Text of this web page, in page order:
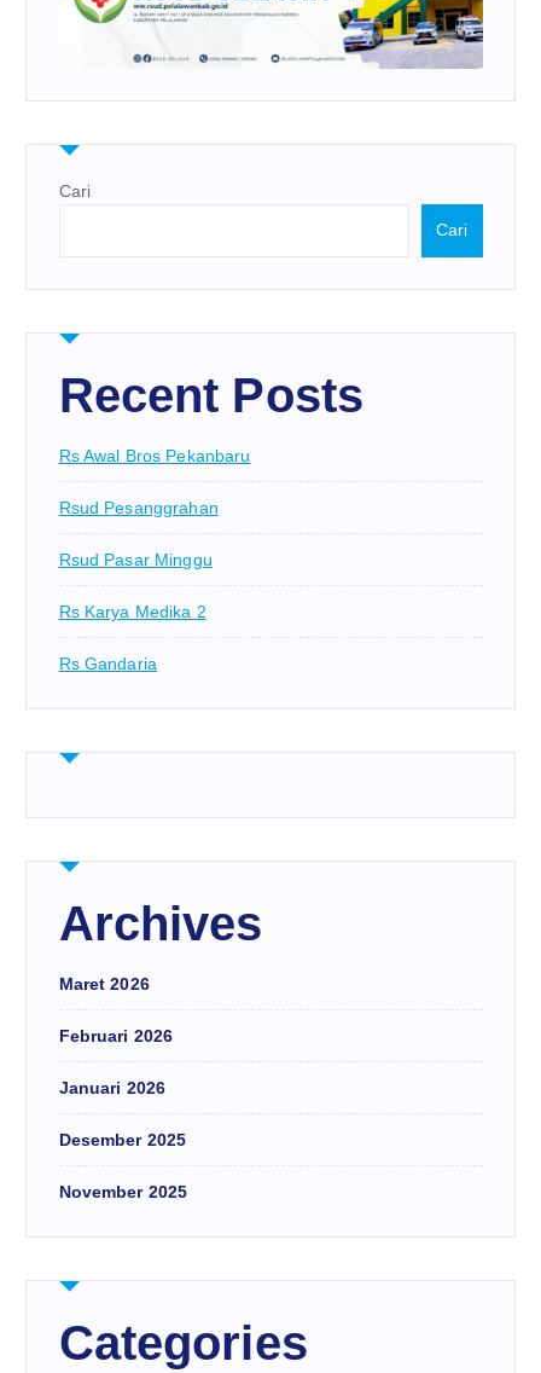
Cari
Cari
Recent Posts
Rs Awal Bros Pekanbaru
Rsud Pesanggrahan
Rsud Pasar Minggu
Rs Karya Medika 2
Rs Gandaria
Archives
Maret 2026
Februari 2026
Januari 2026
Desember 2025
November 2025
Categories